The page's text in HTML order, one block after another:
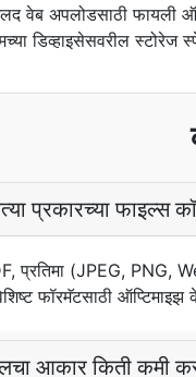
वेब अपलोडसाठी फायली
डिव्हाइसेसवरील स्टोरेज
प्रकारच्या फाइल्स
प्रतिमा (JPEG,
फॉरमॅटसाठी
आकार किती कमी